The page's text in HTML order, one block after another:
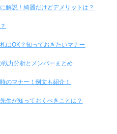
解説！綺麗だけどデメリットは？
はOK？知っておきたいマナー
力分析とメンバーまとめ
のマナー！例文も紹介！
生が知っておくべきことは？